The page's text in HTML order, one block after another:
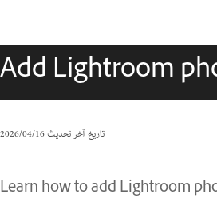
Add Lightroom
تاريخ آخر تحديث16‏/04‏/2026
Learn how to add Lightroom